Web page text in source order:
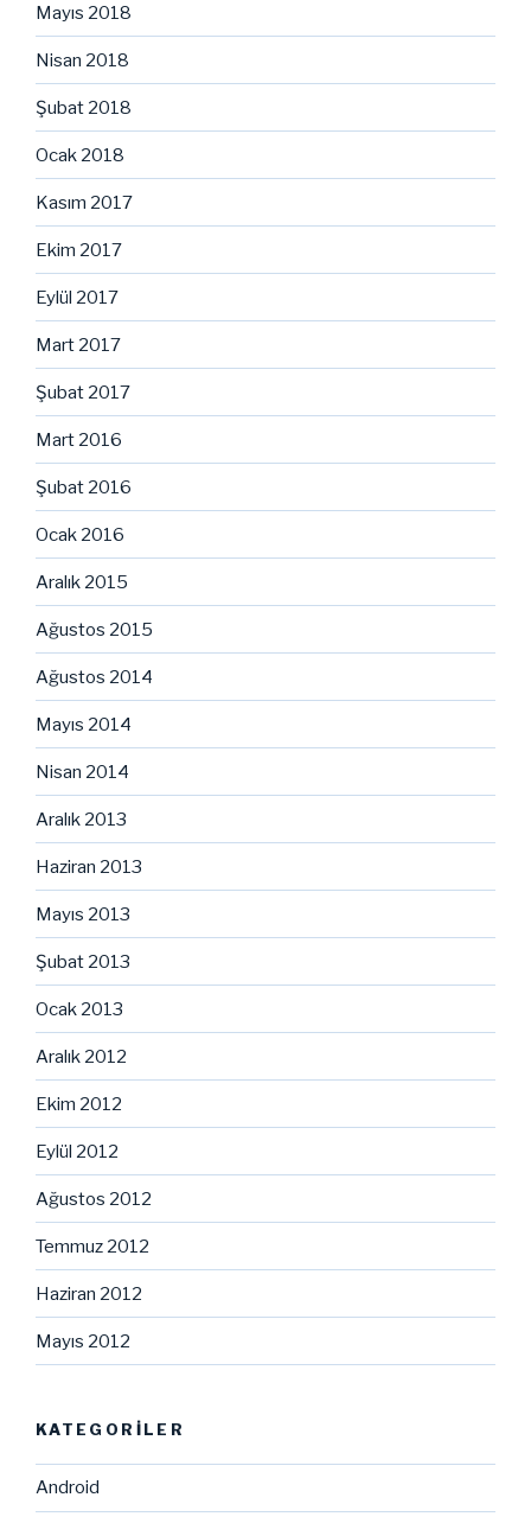
Mayıs 2018
Nisan 2018
Şubat 2018
Ocak 2018
Kasım 2017
Ekim 2017
Eylül 2017
Mart 2017
Şubat 2017
Mart 2016
Şubat 2016
Ocak 2016
Aralık 2015
Ağustos 2015
Ağustos 2014
Mayıs 2014
Nisan 2014
Aralık 2013
Haziran 2013
Mayıs 2013
Şubat 2013
Ocak 2013
Aralık 2012
Ekim 2012
Eylül 2012
Ağustos 2012
Temmuz 2012
Haziran 2012
Mayıs 2012
KATEGORILER
Android